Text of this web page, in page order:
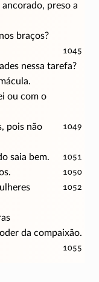
preso a
braços?
1045
nessa tarefa?
ou com o
1049
pois não
1051
saia bem.
1050
1052
da compaixão.
1055